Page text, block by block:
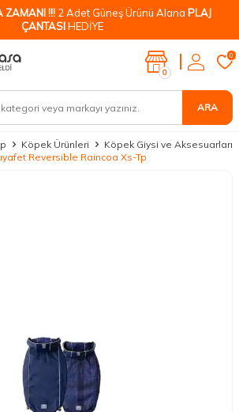
ZAMANI !!! 2 Adet Güneş Ürünü Alana PLAJ
ÇANTASIHEDİYE
ARA
0
0
Köpek Ürünleri
Köpek Giysi ve Aksesuarları
Reversible Raincoa Xs-Tp